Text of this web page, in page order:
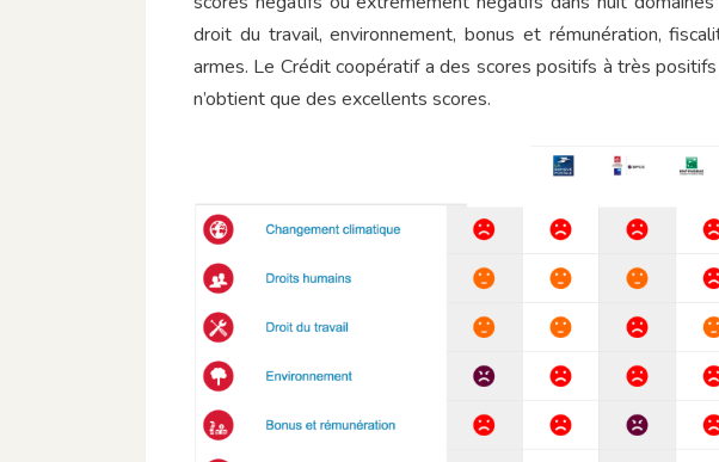
droit du travail, environnement, bonus et rémunération,
armes. Le Crédit coopératif a des scores positifs à très
n’obtient que des excellents scores.